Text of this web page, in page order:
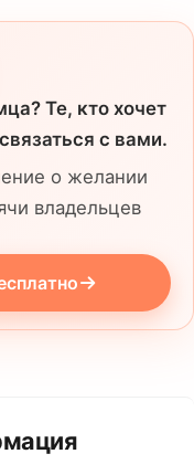
Те, кто хочет
с вами.
о желании
владельцев